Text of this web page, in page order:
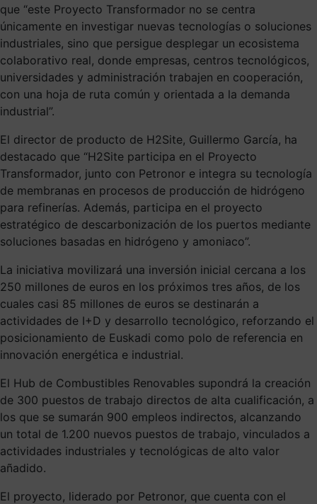
que “este Proyecto Transformador no se centra
únicamente en investigar nuevas tecnologías o soluciones
industriales, sino que persigue desplegar un ecosistema
colaborativo real, donde empresas, centros tecnológicos,
universidades y administración trabajen en cooperación,
con una hoja de ruta común y orientada a la demanda
industrial”.
El director de producto de H2Site, Guillermo García, ha
destacado que “H2Site participa en el Proyecto
Transformador, junto con Petronor e integra su tecnología
de membranas en procesos de producción de hidrógeno
para refinerías. Además, participa en el proyecto
estratégico de descarbonización de los puertos mediante
soluciones basadas en hidrógeno y amoniaco”.
La iniciativa movilizará una inversión inicial cercana a los
250 millones de euros en los próximos tres años, de los
cuales casi 85 millones de euros se destinarán a
actividades de I+D y desarrollo tecnológico, reforzando el
posicionamiento de Euskadi como polo de referencia en
innovación energética e industrial.
El Hub de Combustibles Renovables supondrá la creación
de 300 puestos de trabajo directos de alta cualificación, a
los que se sumarán 900 empleos indirectos, alcanzando
un total de 1.200 nuevos puestos de trabajo, vinculados a
actividades industriales y tecnológicas de alto valor
añadido.
El proyecto, liderado por Petronor, que cuenta con el